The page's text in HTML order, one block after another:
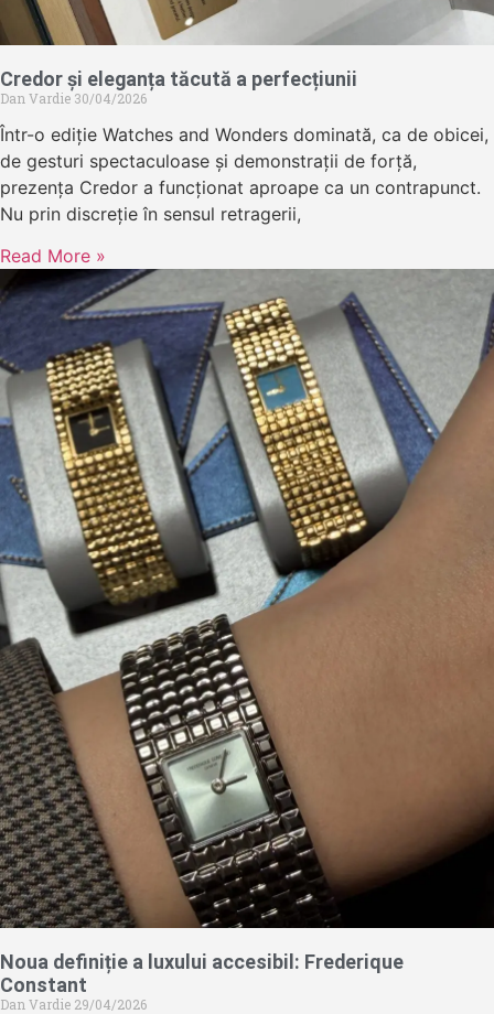
Credor și eleganța tăcută a perfecțiunii
Dan Vardie 30/04/2026
Într-o ediție Watches and Wonders dominată, ca de obicei,
de gesturi spectaculoase și demonstrații de forță,
prezența Credor a funcționat aproape ca un contrapunct.
Nu prin discreție în sensul retragerii,
Read More »
Noua definiție a luxului accesibil: Frederique
Constant
Dan Vardie 29/04/2026